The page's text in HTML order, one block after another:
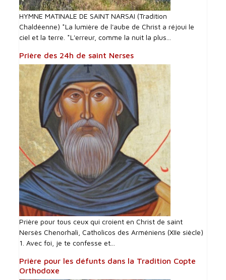
HYMNE MATINALE DE SAINT NARSAI (Tradition
Chaldéenne) *La lumière de l'aube de Christ a réjoui le
ciel et la terre. *L'erreur, comme la nuit la plus...
Prière des 24h de saint Nerses
Prière pour tous ceux qui croient en Christ de saint
Nersès Chenorhali, Catholicos des Arméniens (XIIe siècle)
1. Avec foi, je te confesse et...
Prière pour les défunts dans la Tradition Copte
Orthodoxe